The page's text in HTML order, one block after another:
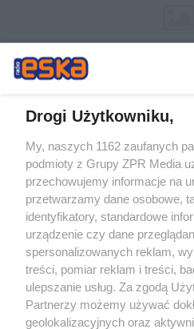
Żaden utwór zamieszczony w serwisie
rozpowszechniany lub dalej
tym także elektroniczny lub
eksploatacji w jakiejkolwiek formie,
Internecie bez pisemnej zgody
wykorzystanie utworów w całości lub
tzn. bez właściwej zgody, jest
ścigane prawnie.
Drogi Użytkowniku,
My, naszych 1162 zaufanych
podmioty z Grupy ZPR Media
przechowujemy informacje na
przetwarzamy dane osobowe,
identyfikatory, standardowe
urządzenie czy dane
spersonalizowanych reklam,
treści, pomiar reklam i treści,
ulepszanie usług. Za zgodą
Partnerzy możemy używać
geolokalizacyjnych oraz